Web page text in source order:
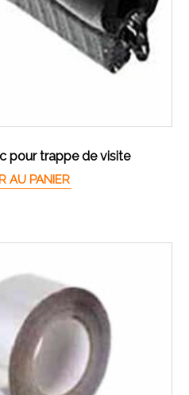
pour trappe de visite
AU PANIER